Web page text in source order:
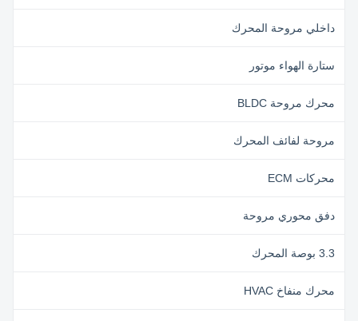
داخلي مروحة المحرك
ستارة الهواء موتور
محرك مروحة BLDC
مروحة لفائف المحرك
محركات ECM
دفق محوري مروحة
3.3 بوصة المحرك
محرك منفاخ HVAC